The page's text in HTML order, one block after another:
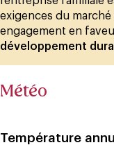
exigences du
engagement en
développement
Météo
Température